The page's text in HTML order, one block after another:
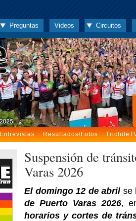
Preguntas Videos Circuitos
Entrevistas Resultados/Fotos
Suspensión de
Varas 2026
El domingo 12 de abrilse
de Puerto Varas 2026,
horarios y cortes de